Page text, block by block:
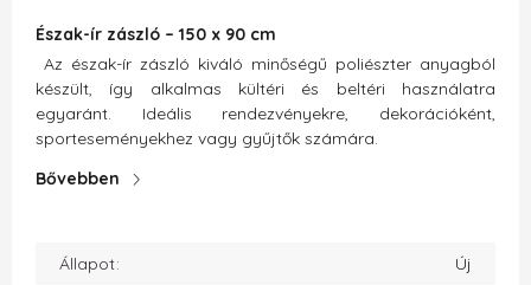
Észak-ír zászló – 150 x 90 cm
Az észak-ír zászló kiváló minőségű poliészter anyagból
készült, így alkalmas kültéri és beltéri használatra
egyaránt. Ideális rendezvényekre, dekorációként,
sporteseményekhez vagy gyűjtők számára.
Bővebben
Állapot
Új